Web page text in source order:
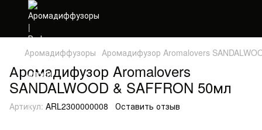
Аромадиффузоры Аромадифузор Aromalovers
Аромадифузор Aromalovers
SANDALWOOD & SAFFRON 50мл
Артикул: ARL2300000008 Оставить отзыв